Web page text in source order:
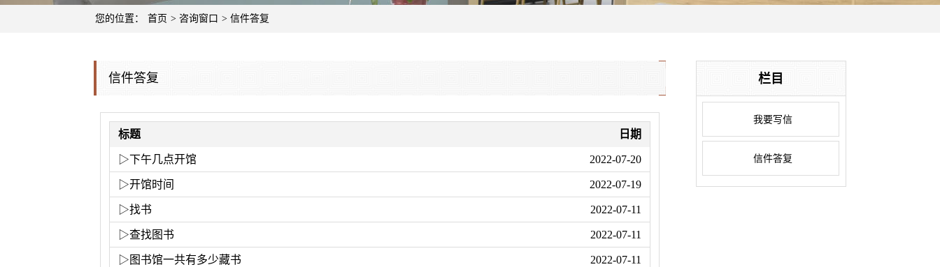
您的位置： 首页 >咨询窗口 >信件答复
信件答复
标题 日期
▷下午几点开馆 2022-07-20
▷开馆时间 2022-07-19
▷找书 2022-07-11
▷查找图书 2022-07-11
▷ 图书馆一共有多少藏书 2022-07-11
栏目
我要写信
信件答复